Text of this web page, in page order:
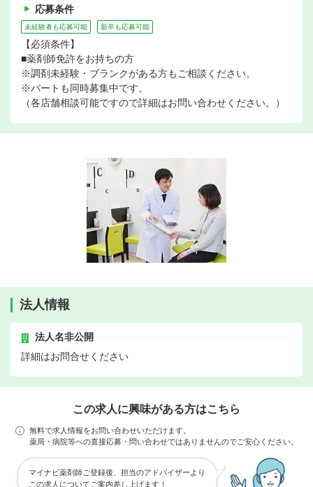
応募条件
未経験者も応募可能 新卒も応募可能
【必須条件】
■薬剤師免許をお持ちの方
※調剤未経験・ブランクがある方もご相談ください。
※パートも同時募集中です。
（各店舗相談可能ですので詳細はお問い合わせください。）
法人情報
法人名非公開
詳細はお問合せください
この求人に興味がある方はこちら
無料で求人情報をお問い合わせいただけます。
薬局・病院等への直接応募・問い合わせではありませんのでご安心ください。
マイナビ薬剤師ご登録後、担当のアドバイザーより
この求人についてご案内差し上げます！